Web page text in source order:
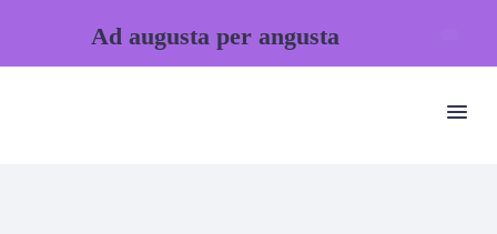
Ad augusta per angusta